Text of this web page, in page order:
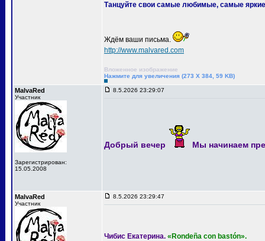
Танцуйте свои самые любимые, самые
Ждём ваши письма.
http://www.malvared.com
Вложенное изображение
Нажмите для увеличения (273 X 384, 59 KB)
MalvaRed
Участник
Зарегистрирован:
15.05.2008
8.5.2026 23:29:07
Добрый вечер Мы начинаем
MalvaRed
Участник
8.5.2026 23:29:47
Чибис Екатерина. «Rondeña con bastón».